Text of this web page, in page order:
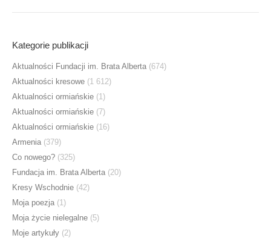
Kategorie publikacji
Aktualności Fundacji im. Brata Alberta (674)
Aktualności kresowe (1 612)
Aktualności ormiańskie (1)
Aktualności ormiańskie (7)
Aktualności ormiańskie (16)
Armenia (379)
Co nowego? (325)
Fundacja im. Brata Alberta (20)
Kresy Wschodnie (42)
Moja poezja (1)
Moja życie nielegalne (5)
Moje artykuły (2)